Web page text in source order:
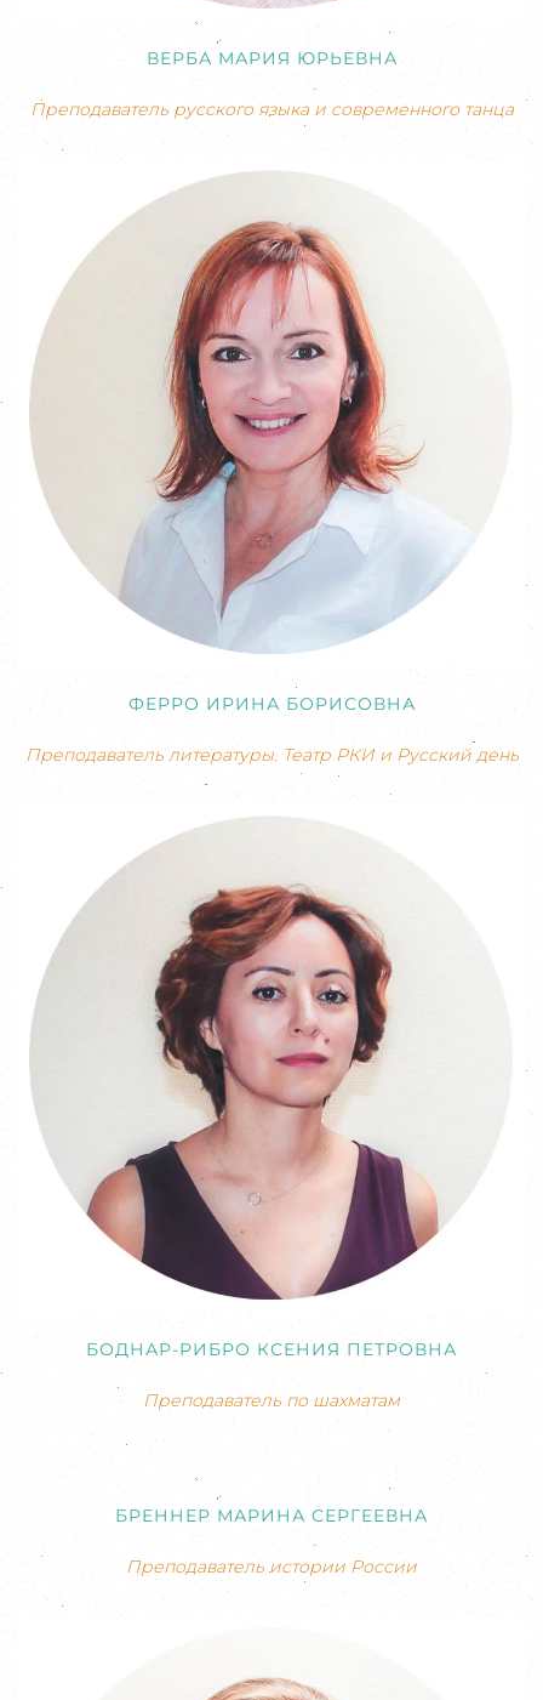
ВЕРБА МАРИЯ ЮРЬЕВНА
Преподаватель русского языка и современного танца
ФЕРРО ИРИНА БОРИСОВНА
Преподаватель литературы. Театр РКИ и Русский день
БОДНАР-РИБРО КСЕНИЯ ПЕТРОВНА
Преподаватель по шахматам
БРЕННЕР МАРИНА СЕРГЕЕВНА
Преподаватель истории России